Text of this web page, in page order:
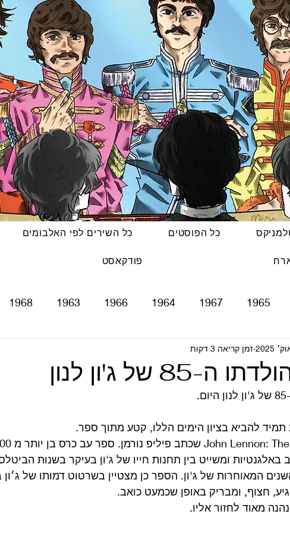
כל הפוסטים כל השירים לפי האלבומים
פודקאסט
1965
1967
1964
1966
1963
1968
With The Beatles
Sgt. Pepper's Lonely Hearts Club Ba
Yellow Submarine
Abbey Road
Let It Be
סרטים טלוויזיה רדיו קטעים מתוך ספרים ומאמרים
ה-85 של ג'ון לנון
זמן קריאה 3 דקות
תמיד להביא בציון הימים הללו, קטע מתוך ספר.
ומשייט בין תחנות חייו של ג'ון בעיקר בשנות
המאוחרות של ג'ון. הספר כן מצטיין בשרטוט דמותו של ג׳ון
חצוף, ומבריק באופן שכמעט כואב.
מאוד לחזור אליו.